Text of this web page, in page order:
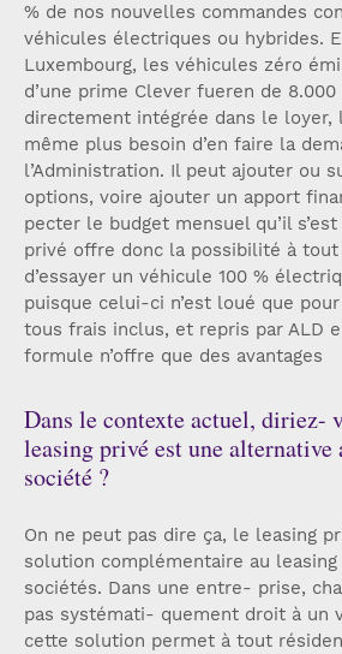
% de nos nouvelles commandes
véhicules électriques ou hybrides.
Luxembourg, les véhicules zéro
d’une prime Clever fueren de 8.000
directement intégrée dans le loyer,
même plus besoin d’en faire la
l’Administration. Il peut ajouter ou
options, voire ajouter un apport
pecter le budget mensuel qu’il
privé offre donc la possibilité à tout
d’essayer un véhicule 100 %
puisque celui-ci n’est loué que
tous frais inclus, et repris par ALD
formule n’offre que des avantages
Dans le contexte actuel, diriez-
leasing privé est une alternative
société ?
On ne peut pas dire ça, le leasing
solution complémentaire au
sociétés. Dans une entre- prise,
pas systémati- quement droit à un
cette solution permet à tout